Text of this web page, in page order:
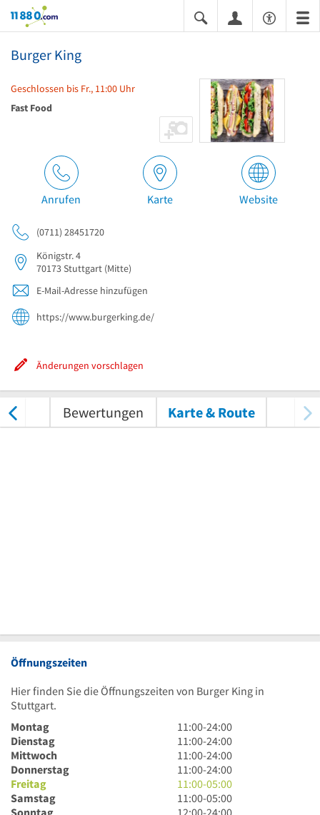
11880.com
Burger King
Geschlossen bis Fr., 11:00 Uhr
Fast Food
Anrufen Karte Website
(0711) 28451720
Königstr. 4
70173Stuttgart (Mitte)
E-Mail-Adresse hinzufügen
https://www.burgerking.de/
Änderungen vorschlagen
Bewertungen Karte & Route
Öffnungszeiten
Hier finden Sie die Öffnungszeiten von Burger King in
Stuttgart.
Montag
11
Uhr
bis
24
Uhr
11:00-24:00
Dienstag
11
Uhr
bis
24
Uhr
11:00-24:00
Mittwoch
11
Uhr
bis
24
Uhr
11:00-24:00
Donnerstag
11
Uhr
bis
24
11:00-24:00
Freitag
11
Uhr
bis
11:00-05:00
Samstag
11
Uhr
11:00-05:00
Sonntag
12
12:00-24:00